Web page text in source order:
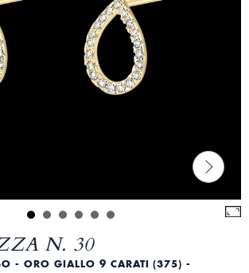
N. 30
- ORO GIALLO 9 CARATI (375) -